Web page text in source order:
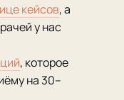
кейсов, а
у нас
, которое
на 30–